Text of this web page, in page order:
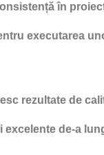
în
executarea
rezultate de
de-a